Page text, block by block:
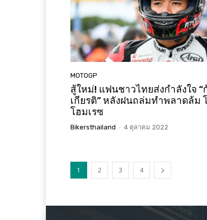
MOTOGP
สู้ใหม่! แฟนชาวไทยส่งกำลังใจ “
เกียรติ” หลังฝนถล่มทำพลาดล้ม
โฮมเรซ
Bikersthailand - 4 ตุลาคม 2022
1 2 3 4